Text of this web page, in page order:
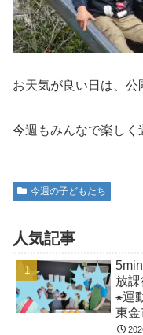
お天気が良い日は、公
今週もみんなで楽しく
今週の子どもたち
人気記事
放
⁕運
東